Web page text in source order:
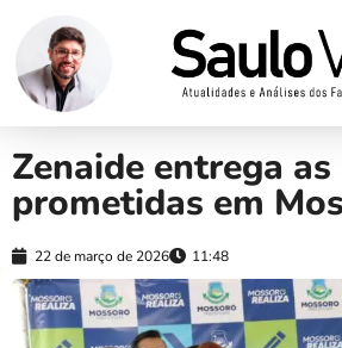
Zenaide entrega as
prometidas em
22 de março de 2026 11:48